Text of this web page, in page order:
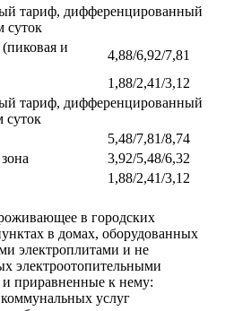
тариф, дифференцированный
суток
и
4,88/6,92/7,81
1,88/2,41/3,12
тариф, дифференцированный
суток
5,48/7,81/8,74
3,92/5,48/6,32
1,88/2,41/3,12
в городских
в домах, оборудованных
электроплитами и не
электроотопительными
и приравненные к нему:
услуг